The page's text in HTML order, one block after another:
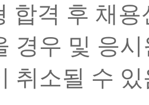
합격 후 채
경우 및 응
취소될 수 있